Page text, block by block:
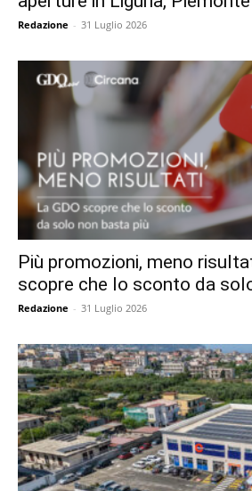
Redazione - 31 Luglio 2026
Più promozioni, meno
scopre che lo sconto da
Redazione - 31 Luglio 2026